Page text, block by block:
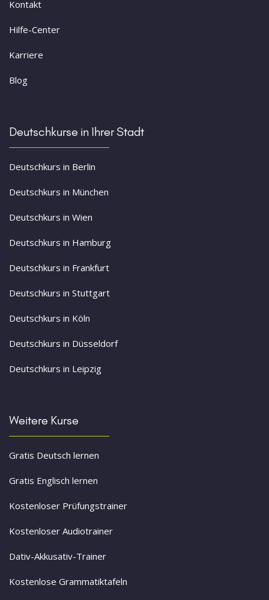
Kontakt
Hilfe-Center
Karriere
Blog
Deutschkurse in Ihrer Stadt
Deutschkurs in Berlin
Deutschkurs in München
Deutschkurs in Wien
Deutschkurs in Hamburg
Deutschkurs in Frankfurt
Deutschkurs in Stuttgart
Deutschkurs in Köln
Deutschkurs in Düsseldorf
Deutschkurs in Leipzig
Weitere Kurse
Gratis Deutsch lernen
Gratis Englisch lernen
Kostenloser Prüfungstrainer
Kostenloser Audiotrainer
Dativ-Akkusativ-Trainer
Kostenlose Grammatiktafeln